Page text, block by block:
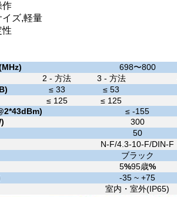
作
ズ,軽量
698〜800
2 - 方法 3 - 方法
≤ 33 ≤ 53
≤ 125 ≤ 125
≤ -155
300
50
N-F/4.3-10-F/DIN-F
ブラック
5%95歳%
-35 ~ +75
室内・室外(IP65)